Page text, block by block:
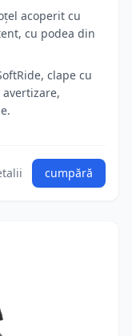
acoperit cu
cu podea din
clape cu
cumpără